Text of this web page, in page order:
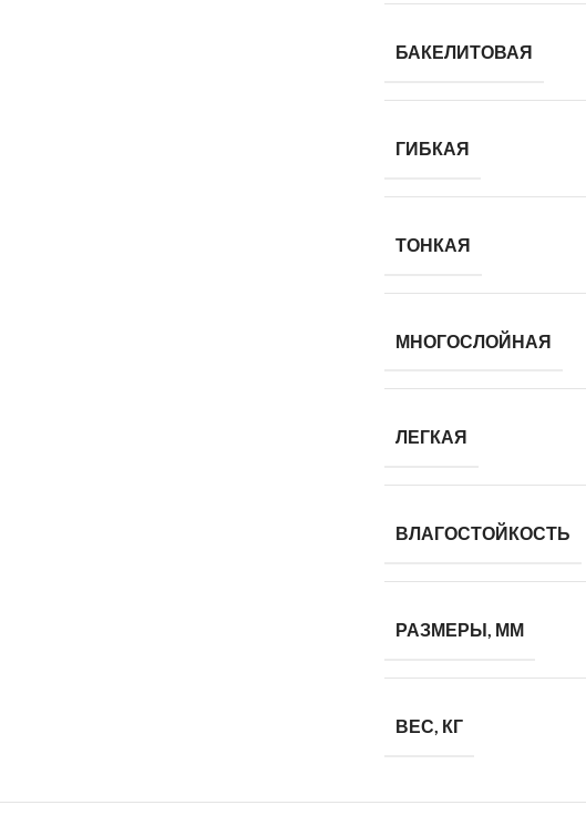
БАКЕЛИТОВАЯ
ГИБКАЯ
ТОНКАЯ
МНОГОСЛОЙНАЯ
ЛЕГКАЯ
ВЛАГОСТОЙКОСТЬ
РАЗМЕРЫ, ММ
ВЕС, КГ